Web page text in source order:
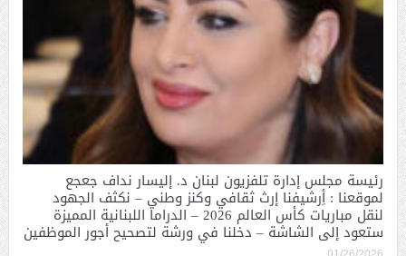
رئيسة مجلس إدارة تلفزيون لبنان د. إليسار نداف جعجع
لموقعنا : أِرشيفنا إرث ثقافي وكنز وطني – نكثف الجهود
لنقل مباريات كأس العالم 2026 – الدراما اللبنانية المميزة
ستعود إلى الشاشة – دخلنا في ورشة لتصحيح أجور الموظفين